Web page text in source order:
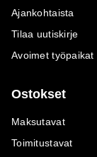
Ajankohtaista
Tilaa uutiskirje
Avoimet työpaikat
Ostokset
Maksutavat
Toimitustavat